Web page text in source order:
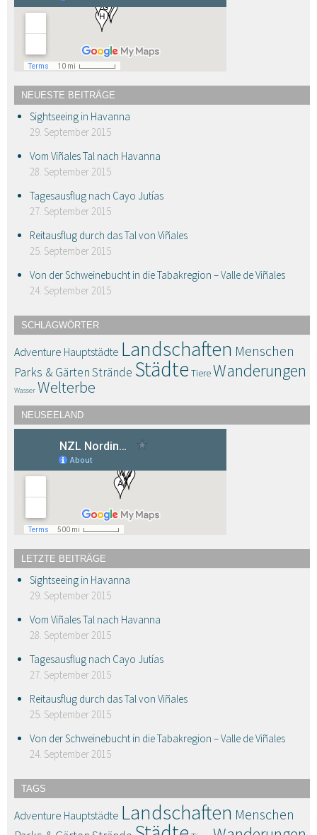
NEUESTE BEITRÄGE
Sightseeing in Havanna
29. September 2015
Vom Viñales Tal nach Havanna
28. September 2015
Tagesausflug nach Cayo Jutías
27. September 2015
Reitausflug durch das Tal von Viñales
25. September 2015
Von der Schweinebucht in die Tabakregion – Valle de Viñales
24. September 2015
SCHLAGWÖRTER
Adventure Hauptstädte Landschaften Menschen
Parks & GärtenStrände Städte TiereWanderungen
Wasser Welterbe
NEUSEELAND
LETZTE BEITRÄGE
Sightseeing in Havanna
29. September 2015
Vom Viñales Tal nach Havanna
28. September 2015
Tagesausflug nach Cayo Jutías
27. September 2015
Reitausflug durch das Tal von Viñales
25. September 2015
Von der Schweinebucht in die Tabakregion – Valle de Viñales
24. September 2015
TAGS
Adventure Hauptstädte Landschaften Menschen